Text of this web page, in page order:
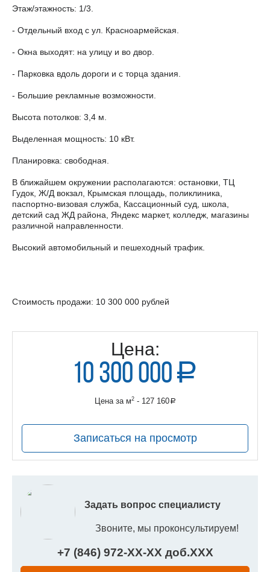
Этаж/этажность: 1/3.
- Отдельный вход с ул. Красноармейская.
- Окна выходят: на улицу и во двор.
- Парковка вдоль дороги и с торца здания.
- Большие рекламные возможности.
Высота потолков: 3,4 м.
Выделенная мощность: 10 кВт.
Планировка: свободная.
В ближайшем окружении располагаются: остановки, ТЦ
Гудок, Ж/Д вокзал, Крымская площадь, поликлиника,
паспортно-визовая служба, Кассационный суд, школа,
детский сад ЖД района, Яндекс маркет, колледж, магазины
различной направленности.
Высокий автомобильный и пешеходный трафик.
Стоимость продажи: 10 300 000 рублей
Цена:
10 300 000 a
руб.
Цена за м2- 127 160a
Записаться на просмотр
Задать вопрос специалисту
Звоните, мы проконсультируем!
+7 (846) 972-XX-XX доб.XXX